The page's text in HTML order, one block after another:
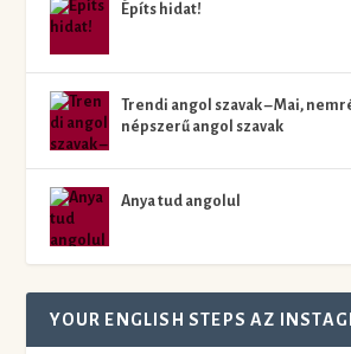
Építs hidat!
Trendi angol szavak – Mai,
népszerű angol szavak
Anya tud angolul
YOUR ENGLISH STEPS AZ